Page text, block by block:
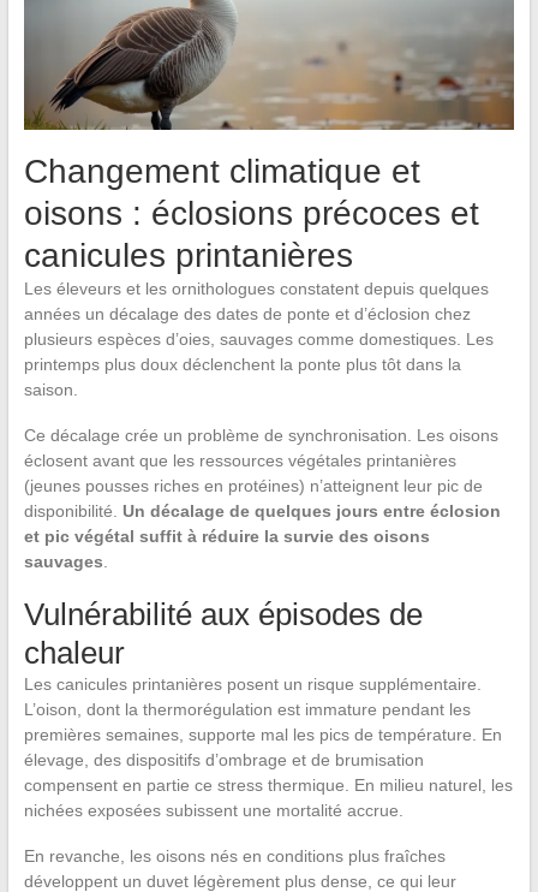
Changement climatique et
oisons : éclosions précoces et
canicules printanières
Les éleveurs et les ornithologues constatent depuis quelques
années un décalage des dates de ponte et d’éclosion chez
plusieurs espèces d’oies, sauvages comme domestiques. Les
printemps plus doux déclenchent la ponte plus tôt dans la
saison.
Ce décalage crée un problème de synchronisation. Les oisons
éclosent avant que les ressources végétales printanières
(jeunes pousses riches en protéines) n’atteignent leur pic de
disponibilité. Un décalage de quelques jours entre éclosion
et pic végétal suffit à réduire la survie des oisons
sauvages
Vulnérabilité aux épisodes de
chaleur
Les canicules printanières posent un risque supplémentaire.
L’oison, dont la thermorégulation est immature pendant les
premières semaines, supporte mal les pics de température. En
élevage, des dispositifs d’ombrage et de brumisation
compensent en partie ce stress thermique. En milieu naturel, les
nichées exposées subissent une mortalité accrue.
En revanche, les oisons nés en conditions plus fraîches
développent un duvet légèrement plus dense, ce qui leur